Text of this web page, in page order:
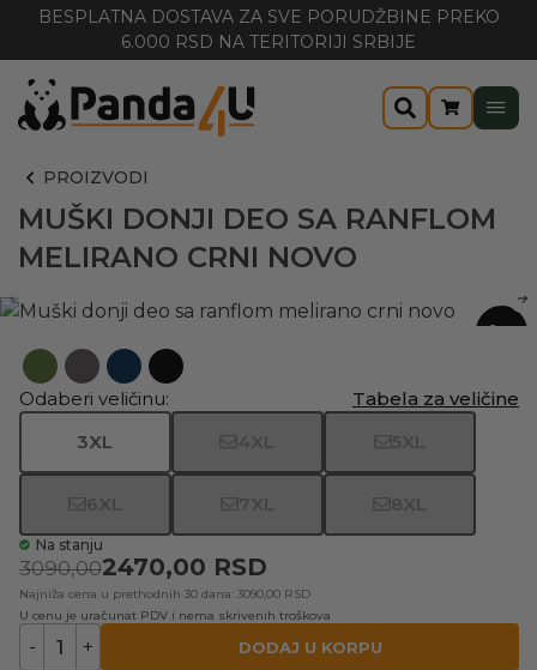
BESPLATNA DOSTAVA ZA SVE PORUDŽBINE PREKO
6.000 RSD NA TERITORIJI SRBIJE
PROIZVODI
MUŠKI DONJI DEO SA RANFLOM
MELIRANO CRNI NOVO
-20%
Odaberi veličinu:
Tabela za veličine
3XL
4XL 5XL
6XL 7XL 8XL
Na stanju
3090,002470,00 RSD
Najniža cena u prethodnih 30 dana: 3090,00 RSD
U cenu je uračunat PDV i nema skrivenih troškova
- + DODAJ U KORPU